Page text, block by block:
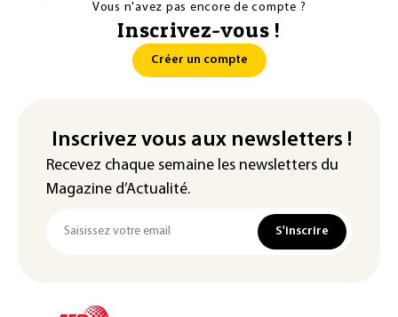
Vous n'avez pas encore de compte ?
Inscrivez-vous !
Créer un compte
Inscrivez vous aux newsletters !
Recevez chaque semaine les newsletters du
Magazine d’Actualité.
S'inscrire